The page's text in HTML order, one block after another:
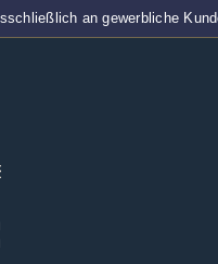
an gewerbliche